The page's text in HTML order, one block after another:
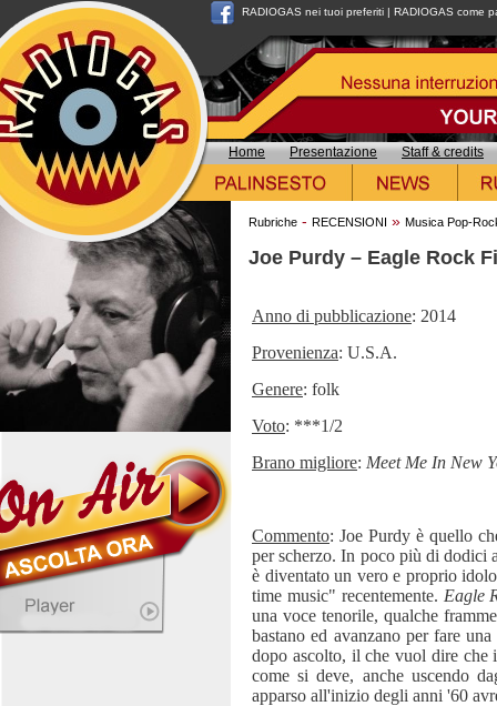
RADIOGAS nei tuoi preferiti | RADIOGAS come
Home Presentazione Staff & credits
Rubriche - RECENSIONI » Musica Pop-
Joe Purdy – Eagle Rock
Anno di pubblicazione: 2014
Provenienza: U.S.A.
Genere: folk
Voto: ***1/2
Brano migliore: Meet Me In New
Commento: Joe Purdy è quello
per scherzo. In poco più di dodici
è diventato un vero e proprio
time music" recentemente. Eagle
una voce tenorile, qualche
bastano ed avanzano per fare
dopo ascolto, il che vuol dire che
come si deve, anche uscendo
apparso all'inizio degli anni '60